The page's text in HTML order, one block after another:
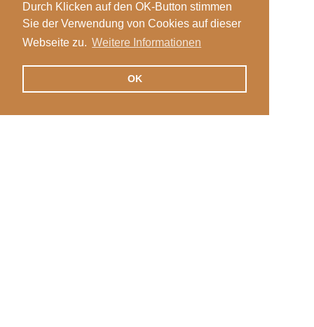
Durch Klicken auf den OK-Button stimmen
Sie der Verwendung von Cookies auf dieser
Webseite zu. Weitere Informationen
OK